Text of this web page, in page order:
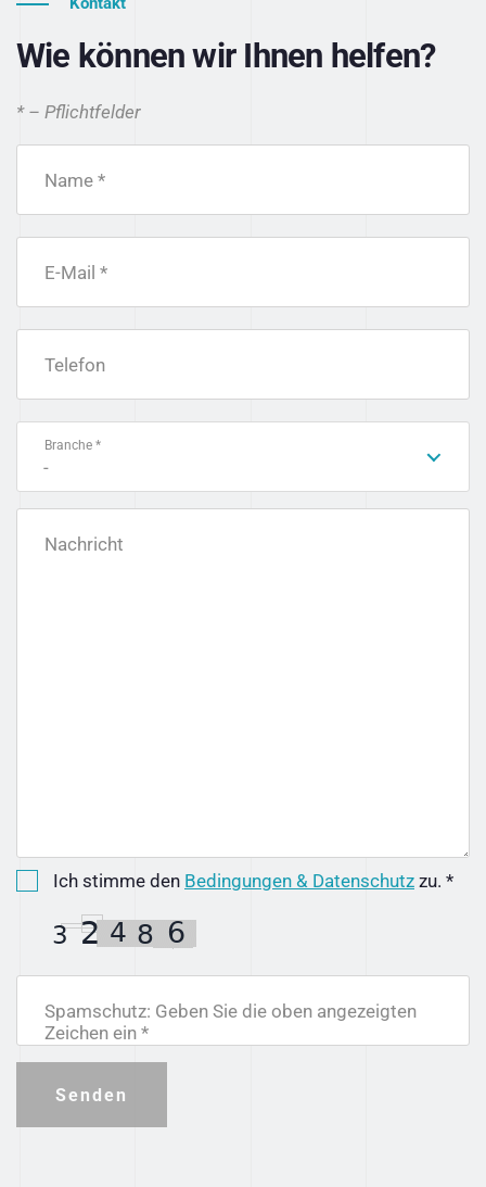
Wie können wir Ihnen helfen?
* – Pflichtfelder
Name *
E-Mail *
Telefon
Branche *
-
Nachricht
Ich stimme den Bedingungen & Datenschutz zu. *
Spamschutz: Geben Sie die oben angezeigten
Zeichen ein *
Senden